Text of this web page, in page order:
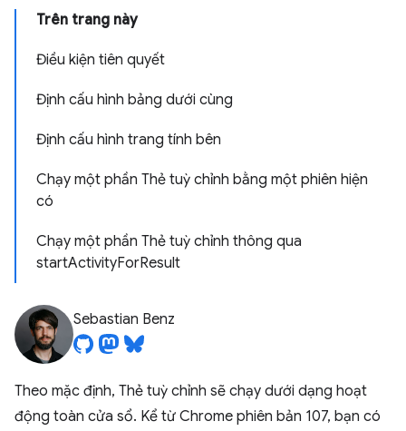
Trên trang này
Điều kiện tiên quyết
Định cấu hình bảng dưới cùng
Định cấu hình trang tính bên
Chạy một phần Thẻ tuỳ chỉnh bằng một phiên hiện
có
Chạy một phần Thẻ tuỳ chỉnh thông qua
startActivityForResult
Sebastian Benz
Theo mặc định, Thẻ tuỳ chỉnh sẽ chạy dưới dạng hoạt
động toàn cửa sổ. Kể từ Chrome phiên bản 107, bạn có